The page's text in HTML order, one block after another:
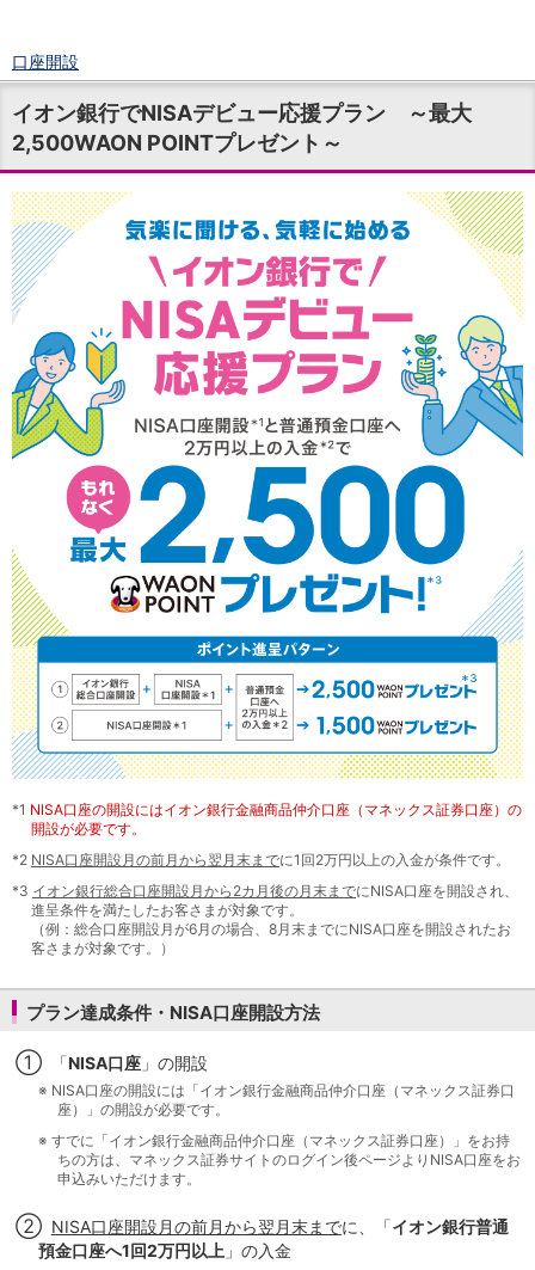
口座開設
ログイン
チャット
メニュー
商品・サービス
預金
円預金TOP
普通預金
定期預金
積立式定期預金
外貨預金
TOP
外貨普通預金
外貨定期預金
外貨普通預金積立
資産運用
投資信託
TOP
証券口座開設
投信つみたて
金銭信託
金銭信託のしくみ
取扱商品一覧
iDeCo・国民年金基金
iDeCo（個人型確定拠出年金）
国民年金基金
ロボアドバイザークラウドファンディングTOP
WealthNavi for イオン銀行（ロボアドバイザー）
funds
まいクラウドファンディング
ローン
住宅ローン
新規お借入れの方
お借換えの方
フラット35
カードローン
目的別ローン
目的別ローンマイページ
保険
保険 TOP
医療保険
がん保険
認知症保険
海外旅行保険
イオン銀行でNISAデビュー応援プラン ～最大
2,500WAON POINTプレゼント～
*1 NISA口座の開設にはイオン銀行金融商品仲介口座（マネックス証券口座）の
開設が必要です。
*2 NISA口座開設月の前月から翌月末までに1回2万円以上の入金が条件です。
*3 イオン銀行総合口座開設月から2カ月後の月末までにNISA口座を開設され、
進呈条件を満たしたお客さまが対象です。
（例：総合口座開設月が6月の場合、8月末までにNISA口座を開設されたお
客さまが対象です。）
プラン達成条件・NISA口座開設方法
① 「NISA口座」の開設
※ NISA口座の開設には「イオン銀行金融商品仲介口座（マネックス証券口
座）」の開設が必要です。
※ すでに「イオン銀行金融商品仲介口座（マネックス証券口座）」をお持
ちの方は、マネックス証券サイトのログイン後ページよりNISA口座をお
申込みいただけます。
② NISA口座開設月の前月から翌月末までに、「イオン銀行普通
預金口座へ1回2万円以上 」の入金